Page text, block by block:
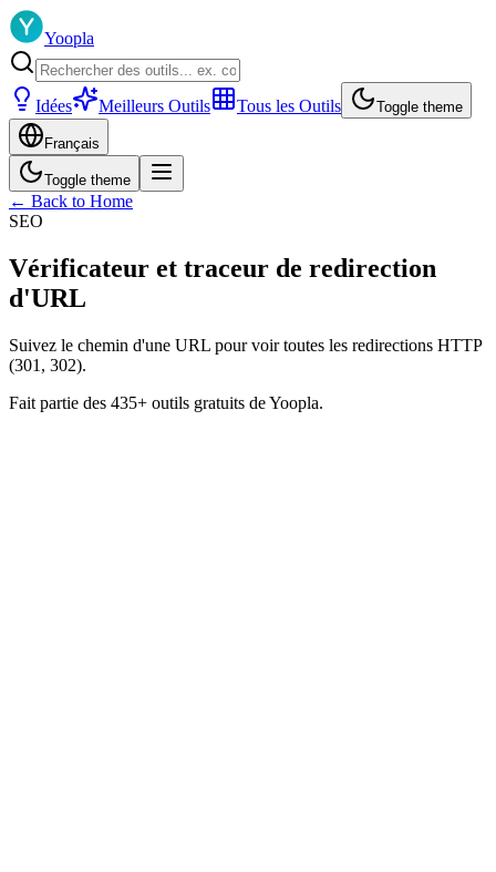
Yoopla
Idées Meilleurs Outils Tous les Outils Toggle theme
Français
Toggle theme
← Back to Home
SEO
Vérificateur et traceur de redirection
d'URL
Suivez le chemin d'une URL pour voir toutes les redirections HTTP
(301, 302).
Fait partie des 435+ outils gratuits de Yoopla.